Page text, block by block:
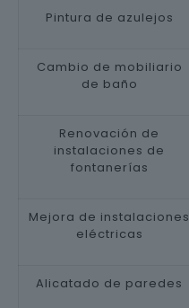
Pintura de azulejos
Cambio de mobiliario
de baño
Renovación de
instalaciones de
fontanerías
Mejora de instalaciones
eléctricas
Alicatado de paredes